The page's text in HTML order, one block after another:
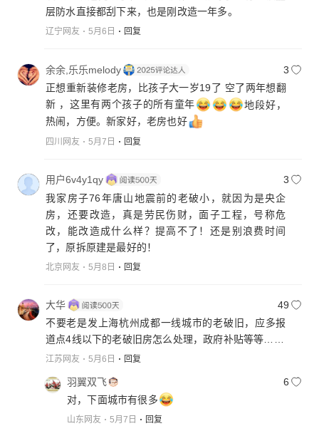
层防水直接都刮下来，也是刚改造一年多。
辽宁网友 5月6日 回复
余余,乐乐melody
3
正想重新装修老房，比孩子大一岁19了 空了两年想翻
新 ，这里有两个孩子的所有童年
地段好，
热闹，方便。新家好，老房也好
四川网友 5月7日 回复
用户6v4y1qy
3
我家房子76年唐山地震前的老破小，就因为是央企
房，还要改造，真是劳民伤财，面子工程，号称危
改，能改造成什么样？提高不了！还是别浪费时间
了，原拆原建是最好的！
北京网友 5月8日 回复
大华
49
不要老是发上海杭州成都一线城市的老破旧，应多报
道点4线以下的老破旧房怎么处理，政府补贴等等……
江苏网友 5月6日 回复
羽翼双飞
6
对，下面城市有很多
山东网友 5月7日 回复